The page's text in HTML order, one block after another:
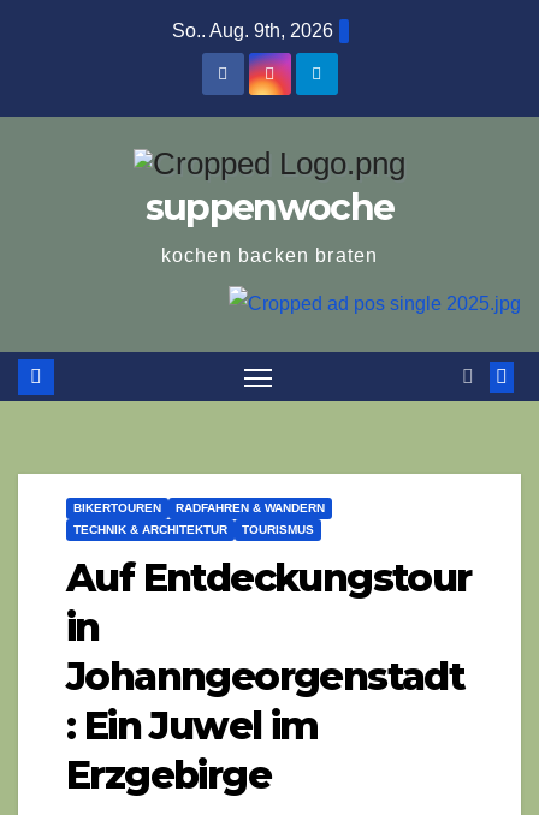
So.. Aug. 9th, 2026
suppenwoche
kochen backen braten
BIKERTOUREN
RADFAHREN & WANDERN
TECHNIK & ARCHITEKTUR
TOURISMUS
Auf Entdeckungstour
in
Johanngeorgenstadt
: Ein Juwel im
Erzgebirge